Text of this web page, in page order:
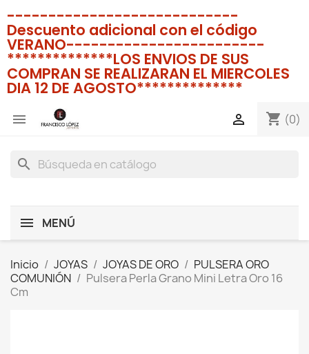
----------------------------
Descuento adicional con el código
VERANO------------------------
**************LOS ENVIOS DE SUS
COMPRAN SE REALIZARAN EL MIERCOLES
DIA 12 DE AGOSTO**************
 shopping_cart (0)

search
MENÚ
Inicio JOYAS JOYAS DE ORO
PULSERA ORO
COMUNIÓN
Pulsera Perla Grano Mini Letra Oro 16
Cm